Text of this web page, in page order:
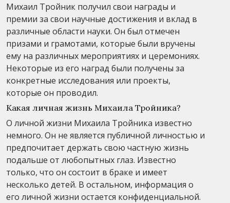
Михаил Тройник получил свои награды и
премии за свои научные достижения и вклад в
различные области науки. Он был отмечен
призами и грамотами, которые были вручены
ему на различных мероприятиях и церемониях.
Некоторые из его наград были получены за
конкретные исследования или проекты,
которые он проводил.
Какая личная жизнь Михаила Тройника?
О личной жизни Михаила Тройника известно
немного. Он не является публичной личностью и
предпочитает держать свою частную жизнь
подальше от любопытных глаз. Известно
только, что он состоит в браке и имеет
несколько детей. В остальном, информация о
его личной жизни остается конфиденциальной.